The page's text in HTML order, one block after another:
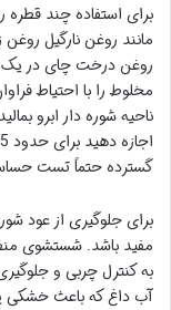
برای استفاده چند
روغن درخت چای در یک
مخلوط را با احتیاط
ناحیه شوره دار ابرو
گسترده حتماً تست
برای جلوگیری از عود
مفید باشد. شستشوی
به کنترل چربی و
آب داغ که باعث خشکی